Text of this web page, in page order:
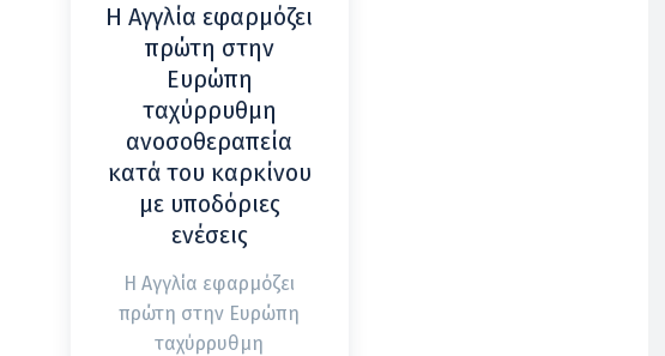
Η Αγγλία εφαρμόζει
πρώτη στην
Ευρώπη
ταχύρρυθμη
ανοσοθεραπεία
κατά του καρκίνου
με υποδόριες
ενέσεις
Η Αγγλία εφαρμόζει
πρώτη στην Ευρώπη
ταχύρρυθμη